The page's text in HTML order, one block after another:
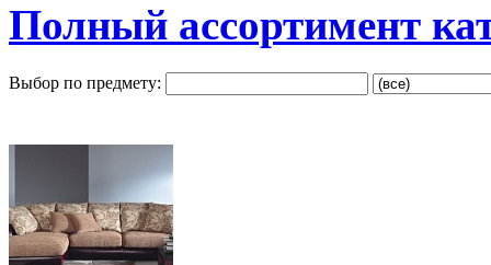
Полный ассортимент
Выбор по предмету: